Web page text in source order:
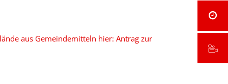
aus Gemeindemitteln hier: Antrag zur